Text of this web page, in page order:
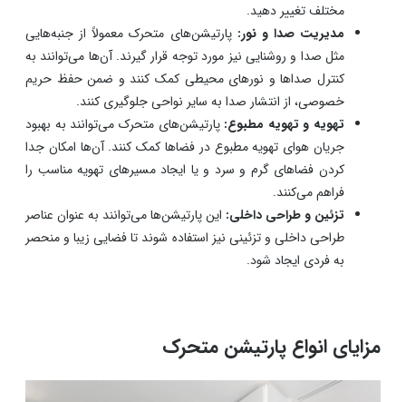
مختلف تغییر دهید.
مدیریت صدا و نور:پارتیشن‌های متحرک معمولاً از جنبه‌هایی
مثل صدا و روشنایی نیز مورد توجه قرار گیرند. آن‌ها می‌توانند به
کنترل صداها و نورهای محیطی کمک کنند و ضمن حفظ حریم
خصوصی، از انتشار صدا به سایر نواحی جلوگیری کنند.
تهویه و تهویه مطبوع:پارتیشن‌های متحرک می‌توانند به بهبود
جریان هوای تهویه مطبوع در فضاها کمک کنند. آن‌ها امکان جدا
کردن فضاهای گرم و سرد و یا ایجاد مسیرهای تهویه مناسب را
فراهم می‌کنند.
تزئین و طراحی داخلی:این پارتیشن‌ها می‌توانند به عنوان عناصر
طراحی داخلی و تزئینی نیز استفاده شوند تا فضایی زیبا و منحصر
به فردی ایجاد شود.
مزایای انواع پارتیشن متحرک